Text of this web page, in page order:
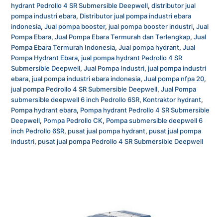
hydrant Pedrollo 4 SR Submersible Deepwell,distributor jual
pompa industri ebara, Distributor jual pompa industri ebara
indonesia,Jual pompa booster, jual pompa booster industri,Jual
Pompa Ebara,Jual Pompa Ebara Termurah dan Terlengkap,Jual
Pompa Ebara Termurah Indonesia,Jual pompa hydrant,Jual
Pompa Hydrant Ebara, jual pompa hydrant Pedrollo 4 SR
Submersible Deepwell,Jual Pompa Industri, jual pompa industri
ebara, jual pompa industri ebara indonesia,Jual pompa nfpa 20,
jual pompa Pedrollo 4 SR Submersible Deepwell,Jual Pompa
submersible deepwell 6 inch Pedrollo 6SR, Kontraktor hydrant,
Pompa hydrant ebara, Pompa hydrant Pedrollo 4 SR Submersible
Deepwell, Pompa Pedrollo CK, Pompa submersible deepwell 6
inch Pedrollo 6SR, pusat jual pompa hydrant, pusat jual pompa
industri, pusat jual pompa Pedrollo 4 SR Submersible Deepwell